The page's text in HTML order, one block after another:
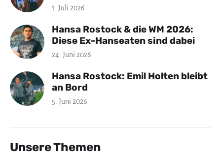
1. Juli 2026
Hansa Rostock & die WM 2026:
Diese Ex-Hanseaten sind dabei
24. Juni 2026
Hansa Rostock: Emil Holten bleibt
an Bord
5. Juni 2026
Unsere Themen